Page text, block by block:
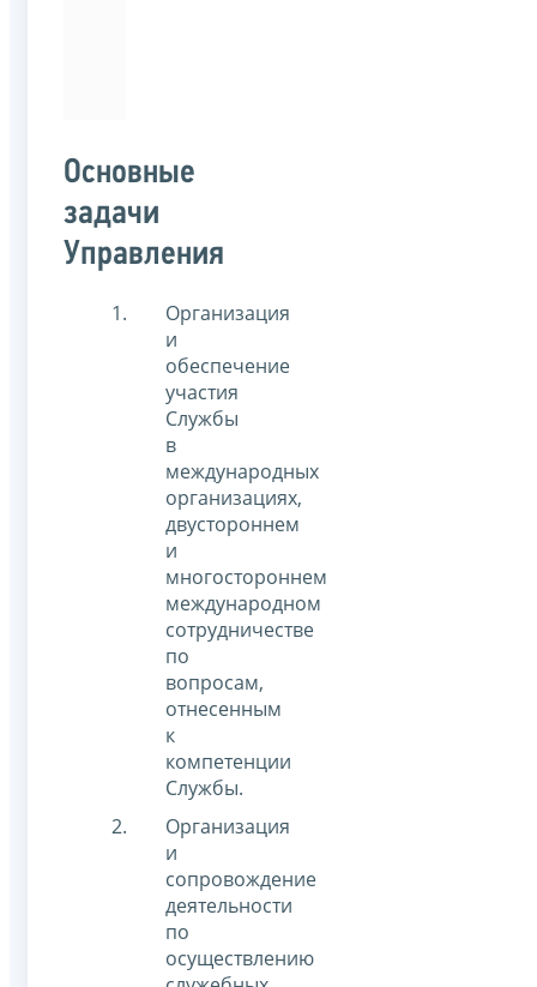
Основные
задачи
Управления
Организация
и
обеспечение
участия
Службы
в
международных
организациях,
двустороннем
и
многостороннем
международном
сотрудничестве
по
вопросам,
отнесенным
к
компетенции
Службы.
Организация
и
сопровождение
деятельности
по
осуществлению